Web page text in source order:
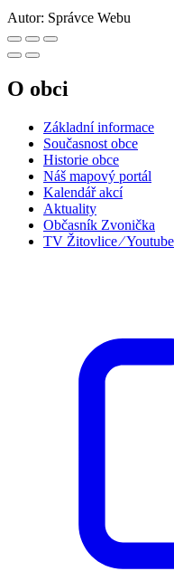
Autor: Správce Webu
O obci
Základní informace
Současnost obce
Historie obce
Náš mapový portál
Kalendář akcí
Aktuality
Občasník Zvonička
TV Žitovlice ⁄ Youtube